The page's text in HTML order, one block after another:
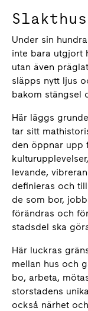
Under sin
inte bara utgjort
utan även
släpps nytt ljus
bakom stängsel
Här läggs
tar sitt
den öppnar upp
levande,
definieras och
de som bor,
förändras och
stadsdel ska
Här luckras
mellan hus och
bo, arbeta,
storstadens
också närhet